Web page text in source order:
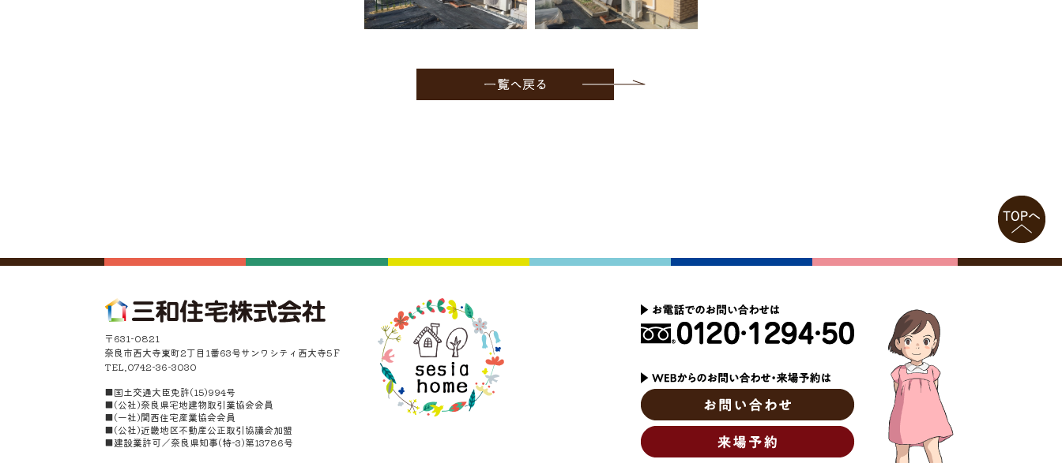
〒631-0821
奈良市西大寺東町2丁目1番63号サンワシティ西大寺5Ｆ
TEL.0742-36-3030
■国土交通大臣免許(15)994号
■(公社)奈良県宅地建物取引業協会会員
■(一社)関西住宅産業協会会員
■(公社)近畿地区不動産公正取引協議会加盟
■建設業許可／奈良県知事(特-3)第13786号